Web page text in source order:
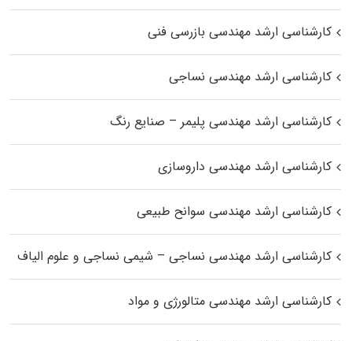
کارشناسی ارشد مهندسی بازرسی فنی
کارشناسی ارشد مهندسی نساجی
کارشناسی ارشد مهندسی پلیمر – صنایع رنگ
کارشناسی ارشد مهندسی داروسازی
کارشناسی ارشد مهندسی سوانح طبیعی
کارشناسی ارشد مهندسی نساجی – شیمی نساجی و علوم الیاف
کارشناسی ارشد مهندسی متالورژی و مواد